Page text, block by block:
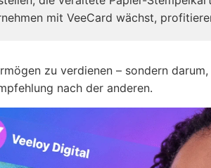
mit VeeCard wächst,
zu verdienen – sondern
nach der anderen.